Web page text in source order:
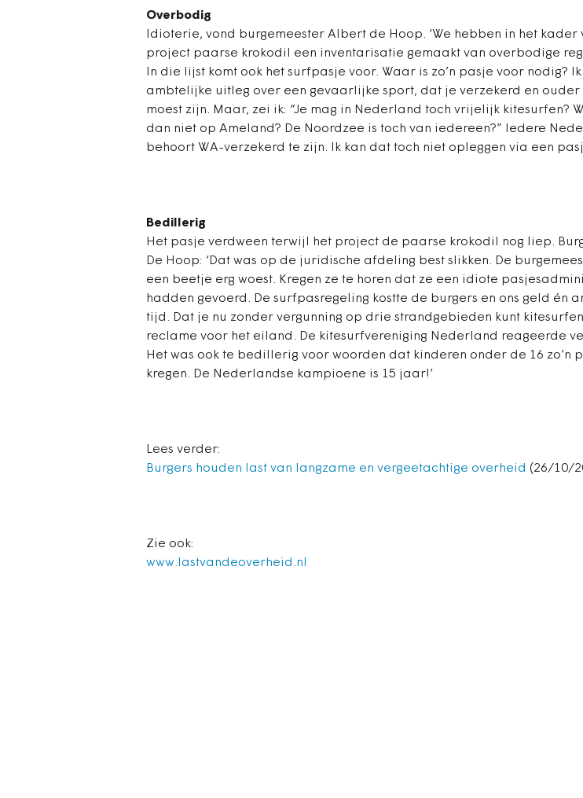
Overbodig
Idioterie, vond burgemeester Albert de Hoop. ‘We hebben in het kader
project paarse krokodil een inventarisatie gemaakt van overbodige
In die lijst komt ook het surfpasje voor. Waar is zo’n pasje voor nodig?
ambtelijke uitleg over een gevaarlijke sport, dat je verzekerd en ouder
moest zijn. Maar, zei ik: “Je mag in Nederland toch vrijelijk kitesurfen?
dan niet op Ameland? De Noordzee is toch van iedereen?” Iedere
behoort WA-verzekerd te zijn. Ik kan dat toch niet opleggen via een
Bedillerig
Het pasje verdween terwijl het project de paarse krokodil nog liep.
De Hoop: ‘Dat was op de juridische afdeling best slikken. De
een beetje erg woest. Kregen ze te horen dat ze een idiote
hadden gevoerd. De surfpasregeling kostte de burgers en ons geld én
tijd. Dat je nu zonder vergunning op drie strandgebieden kunt
reclame voor het eiland. De kitesurfvereniging Nederland reageerde
Het was ook te bedillerig voor woorden dat kinderen onder de 16 zo’n
kregen. De Nederlandse kampioene is 15 jaar!’
Lees verder:
Burgers houden last van langzame en vergeetachtige overheid (26/10/
Zie ook:
www.lastvandeoverheid.nl